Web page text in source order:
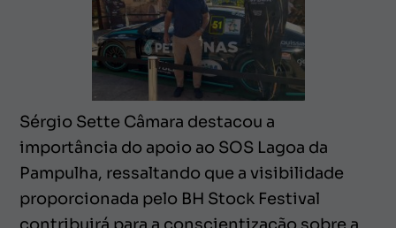
Sérgio Sette Câmara destacou a
importância do apoio ao SOS Lagoa da
Pampulha, ressaltando que a visibilidade
proporcionada pelo BH Stock Festival